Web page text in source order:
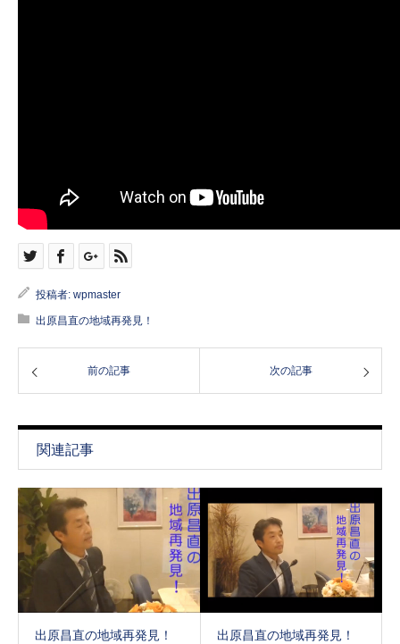
投稿者: wpmaster
出原昌直の地域再発見！
前の記事 次の記事
関連記事
出原昌直の地域再発見！
出原昌直の地域再発見！